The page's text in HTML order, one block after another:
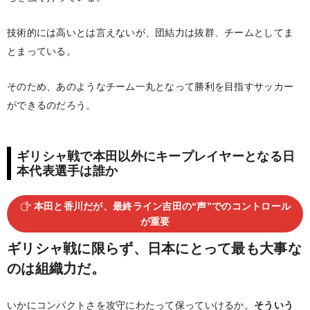
技術的には高いとは言えないが、団結力は抜群、チームとしてま
とまっている。
そのため、あのようなチーム一丸となって勝利を目指すサッカー
ができるのだろう。
ギリシャ戦で本田以外にキープレイヤーとなる日
本代表選手は誰か
本田と香川だが、最終ライン吉田の“声”でのコントロール
が重要
ギリシャ戦に限らず、日本にとって最も大事な
のは組織力だ。
いかにコンパクトさを攻守にわたって保っていけるか。 そういう